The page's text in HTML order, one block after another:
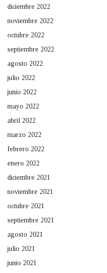
diciembre 2022
noviembre 2022
octubre 2022
septiembre 2022
agosto 2022
julio 2022
junio 2022
mayo 2022
abril 2022
marzo 2022
febrero 2022
enero 2022
diciembre 2021
noviembre 2021
octubre 2021
septiembre 2021
agosto 2021
julio 2021
junio 2021